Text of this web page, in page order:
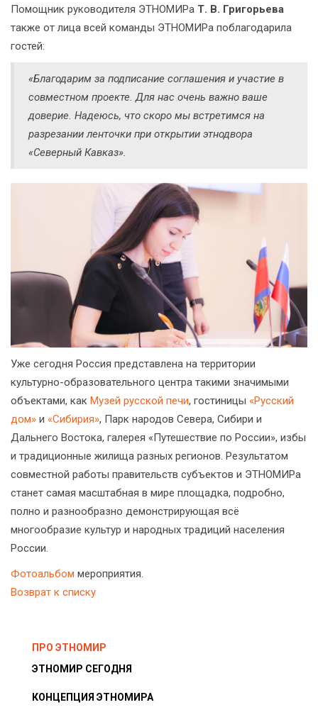
Помощник руководителя ЭТНОМИРа Т. В. Григорьева
также от лица всей команды ЭТНОМИРа поблагодарила
гостей:
«Благодарим за подписание соглашения и участие в
совместном проекте. Для нас очень важно ваше
доверие. Надеюсь, что скоро мы встретимся на
разрезании ленточки при открытии этнодвора
«Северный Кавказ».
Уже сегодня Россия представлена на территории
культурно-образовательного центра такими значимыми
объектами, как Музей русской печи, гостиницы «Русский
дом» и «Сибирия», Парк народов Севера, Сибири и
Дальнего Востока, галерея «Путешествие по России», избы
и традиционные жилища разных регионов. Результатом
совместной работы правительств субъектов и ЭТНОМИРа
станет самая масштабная в мире площадка, подробно,
полно и разнообразно демонстрирующая всё
многообразие культур и народных традиций населения
России.
Фотоальбом мероприятия.
Возврат к списку
ПРО ЭТНОМИР
ЭТНОМИР СЕГОДНЯ
КОНЦЕПЦИЯ ЭТНОМИРА